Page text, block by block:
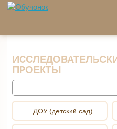
Перейти к основному содержанию
ПРОЕКТЫ
ДОУ (детский сад)